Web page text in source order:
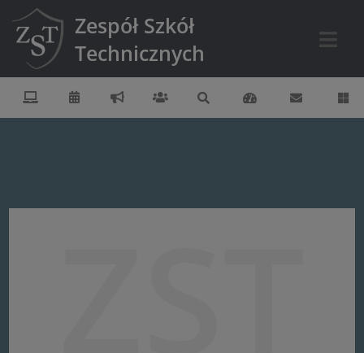
Zespół Szkół
Technicznych